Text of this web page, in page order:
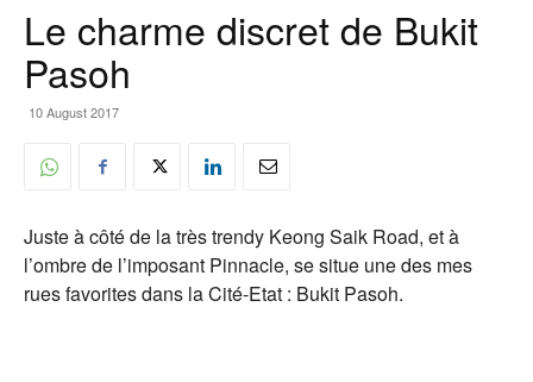
Singapore
Le charme discret de Bukit
Pasoh
10 August 2017
Juste à côté de la très trendy Keong Saik Road, et à
l’ombre de l’imposant Pinnacle, se situe une des mes
rues favorites dans la Cité-Etat : Bukit Pasoh.